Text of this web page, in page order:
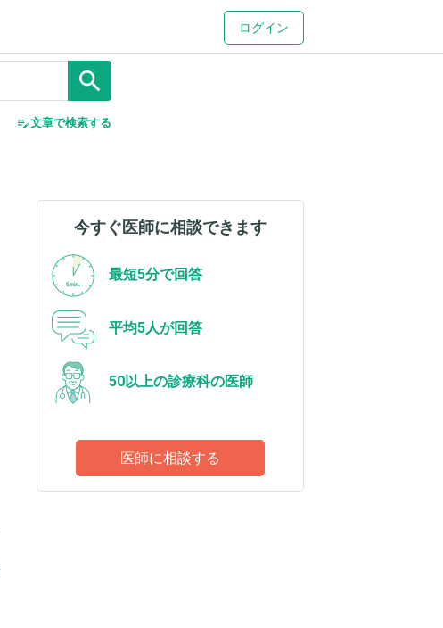
ログイン
search
edit_note文章で検索する
今すぐ医師に相談できます
最短5分で回答
平均5人が回答
50以上の診療科の医師
医師に相談する